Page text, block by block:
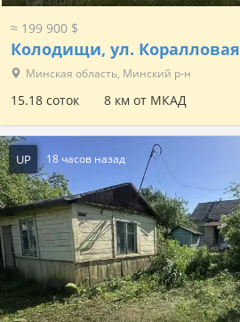
≈ 199 900 $
Колодищи, ул. Коралловая
Минская область, Минский р-н
15.18 соток 8 км от МКАД
UP 18 часов назад